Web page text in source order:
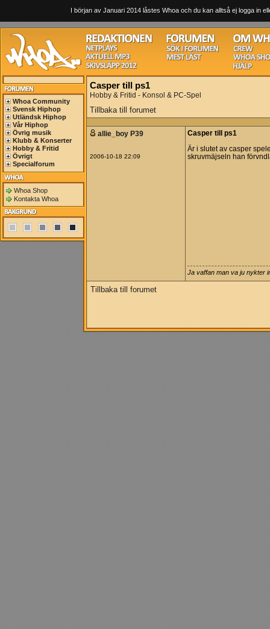
I början av Januari 2014 låstes Whoa och du kan alltså ej logga in
Whoa Community
Svensk Hiphop
Utländsk Hiphop
Vår Hiphop
Övrig musik
Klubb & Konserter
Hobby & Fritid
Övrigt
Specialforum
Whoa Shop
Kontakta Whoa
Casper till ps1
Hobby & Fritid - Konsol & PC-Spel
Tillbaka till forumet
allie_boy P39
2006-10-18 22:09
Casper till ps1
Är i slutet av casper
skruvmäjseln han
Ja vaffan man va ju nykter
Tillbaka till forumet